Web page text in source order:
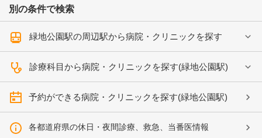
別の条件で検索
緑地公園駅の周辺駅から病院・クリニックを探す
診療科目から病院・クリニックを探す(緑地公園駅)
予約ができる病院・クリニックを探す(緑地公園駅)
各都道府県の休日・夜間診療、救急、当番医情報